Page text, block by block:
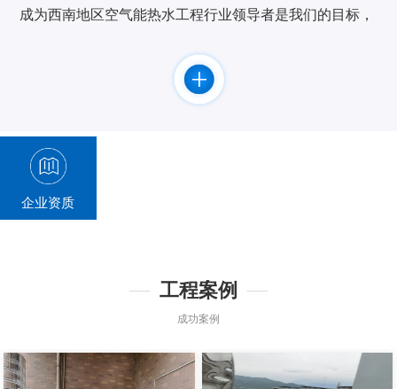
成为西南地区空气能热水工程行业领导者是我们的目标，
为您提供节能、舒适、安全的产品和服务。 公司与广东
九恒等知名品牌厂家建立了长期，密切的合作关系。并取
企业资质
工程案例
成功案例